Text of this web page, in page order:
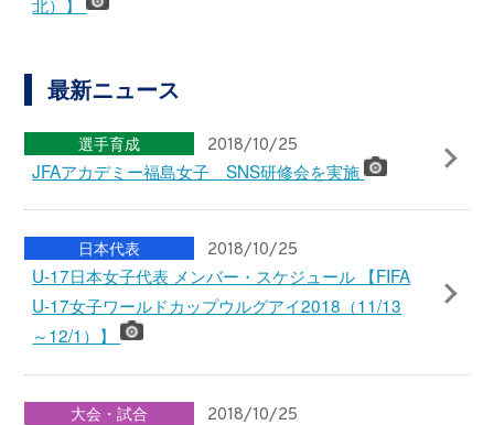
ソーシャルメディア一覧
サイトについて
個人情報保護方針
個人番号及び特定個人情報の適正な取扱いの確保
に関する基本方針
プライバシーポリシー
アーカイブ